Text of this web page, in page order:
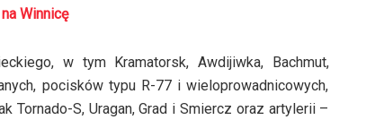
Winnicę
w tym Kramatorsk, Awdijiwka, Bachmut,
pocisków typu R-77 i wieloprowadnicowych,
Tornado-S, Uragan, Grad i Smiercz oraz artylerii –